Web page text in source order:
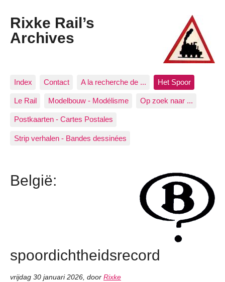
Rixke Rail’s
Archives
Index Contact A la recherche de ... Het Spoor
Le Rail Modelbouw - Modélisme Op zoek naar ...
Postkaarten - Cartes Postales
Strip verhalen - Bandes dessinées
België:
spoordichtheidsrecord
vrijdag 30 januari 2026, door Rixke